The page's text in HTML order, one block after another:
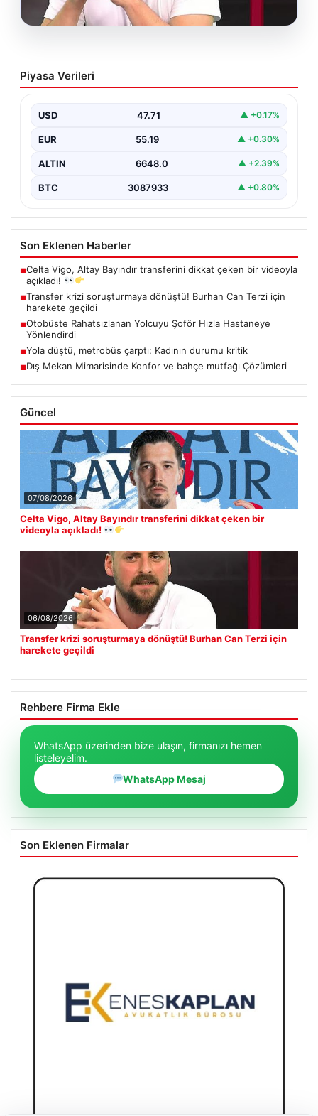
Transfer krizi soruşturmaya dönüştü!
Burhan Can Terzi için harekete geçildi
Piyasa Verileri
USD 47.71 ▲ +0.17%
EUR 55.19 ▲ +0.30%
ALTIN 6648.0 ▲ +2.39%
BTC 3087933 ▲ +0.80%
Son Eklenen Haberler
■Celta Vigo, Altay Bayındır transferini dikkat çeken bir videoyla
açıkladı!
■Transfer krizi soruşturmaya dönüştü! Burhan Can Terzi için
harekete geçildi
■Otobüste Rahatsızlanan Yolcuyu Şoför Hızla Hastaneye
Yönlendirdi
■Yola düştü, metrobüs çarptı: Kadının durumu kritik
■Dış Mekan Mimarisinde Konfor ve bahçe mutfağı Çözümleri
Güncel
07/08/2026
Celta Vigo, Altay Bayındır transferini dikkat çeken bir
videoyla açıkladı!
06/08/2026
Transfer krizi soruşturmaya dönüştü! Burhan Can Terzi için
harekete geçildi
Rehbere Firma Ekle
WhatsApp üzerinden bize ulaşın, firmanızı hemen
listeleyelim.
WhatsApp Mesaj
Son Eklenen Firmalar